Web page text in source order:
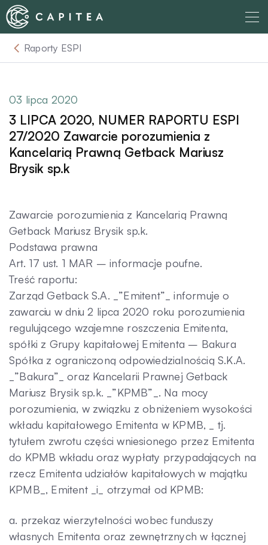
Skip
to
content
O nas
Dla Wierzyciela
Relacje Inwestorskie
Dla Dłużnika
Komunikaty
Aktualności
Kontakt
Raporty ESPI
03 lipca 2020
3 LIPCA 2020, NUMER RAPORTU ESPI
27/2020 Zawarcie porozumienia z
Kancelarią Prawną Getback Mariusz
Brysik sp.k
Zawarcie porozumienia z Kancelarią Prawną
Getback Mariusz Brysik sp.k.
Podstawa prawna
Art. 17 ust. 1 MAR – informacje poufne.
Treść raportu:
Zarząd Getback S.A. _”Emitent”_ informuje o
zawarciu w dniu 2 lipca 2020 roku porozumienia
regulującego wzajemne roszczenia Emitenta,
spółki z Grupy kapitałowej Emitenta – Bakura
Spółka z ograniczoną odpowiedzialnością S.K.A.
_”Bakura”_ oraz Kancelarii Prawnej Getback
Mariusz Brysik sp.k. _”KPMB”_. Na mocy
porozumienia, w związku z obniżeniem wysokości
wkładu kapitałowego Emitenta w KPMB, _ tj.
tytułem zwrotu części wniesionego przez Emitenta
do KPMB wkładu oraz wypłaty przypadających na
rzecz Emitenta udziałów kapitałowych w majątku
KPMB_, Emitent _i_ otrzymał od KPMB:
a. przekaz wierzytelności wobec funduszy
własnych Emitenta oraz zewnętrznych w łącznej